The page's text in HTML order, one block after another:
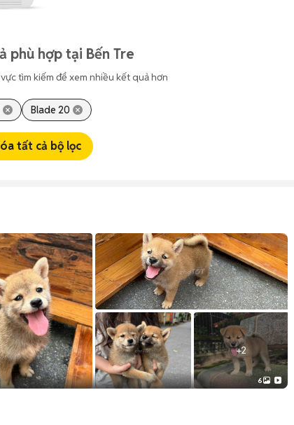
phù hợp tại Bến Tre
tìm kiếm để xem nhiều kết quả hơn
Blade 20
tất cả bộ lọc
+2
6